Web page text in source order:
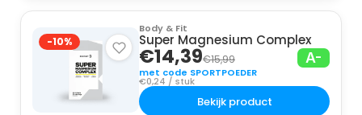
-10%
Body & Fit
Super Magnesium Complex
€14,39€15,99
met code SPORTPOEDER
€0,24 / stuk
A-
Bekijk product